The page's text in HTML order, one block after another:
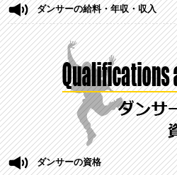
ダンサーの給料・年収・収入
ダンサーの資格